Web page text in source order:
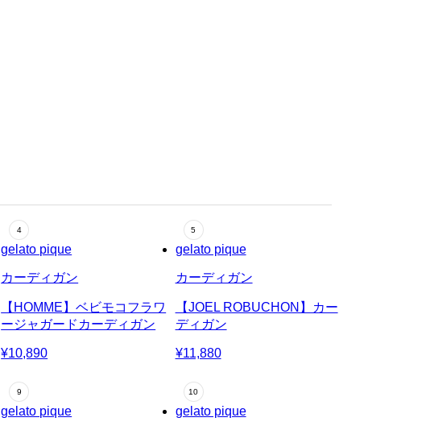
gelato pique
カーディガン
【HOMME】ベビモコフラワ
ージャガードカーディガン
¥10,890
gelato pique
カーディガン
【JOEL ROBUCHON】カー
ディガン
¥11,880
gelato pique gelato pique